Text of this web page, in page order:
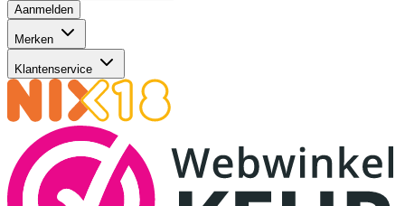
Aanmelden
Merken
Klantenservice